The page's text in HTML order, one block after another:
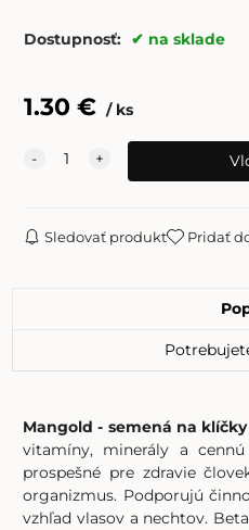
Dostupnosť: na sklade
1.30 € ks
Sledovať produkt Pridať
Mangold - semená na klíčky
vitamíny, minerály a
prospešné pre zdravie
organizmus. Podporujú
vzhľad vlasov a nechtov.